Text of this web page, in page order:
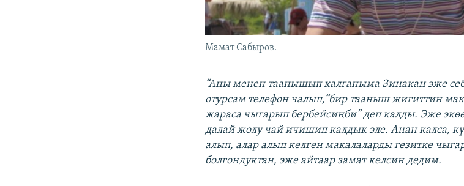
Мамат Сабыров.
“Аны менен таанышып калганыма Зинакан эже
отурсам телефон чалып,“бир тааныш жигиттин
жараса чыгарып бербейсиңби” деп калды. Эже
далай жолу чай ичишип калдык эле. Анан калса,
алып, алар алып келген макалаларды гезитке
болгондуктан, эже айтаар замат келсин дедим.